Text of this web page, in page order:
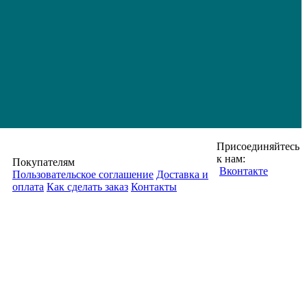
Покупателям
Пользовательское соглашение Доставка и
оплата Как сделать заказ Контакты
Присоединяйтесь
к нам:
Вконтакте